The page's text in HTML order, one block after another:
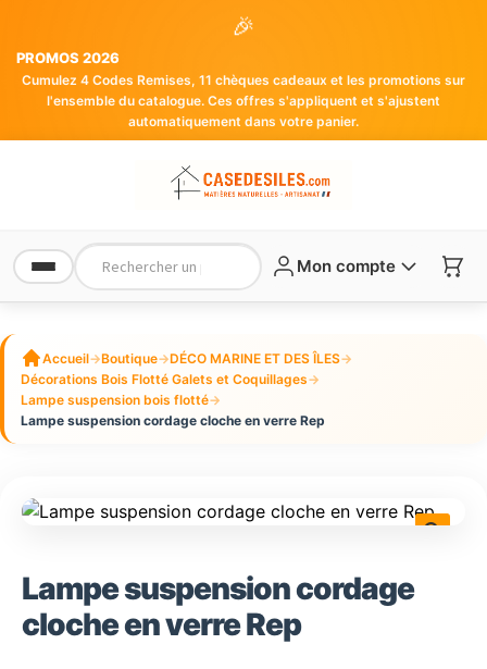
🎉
PROMOS 2026
Cumulez 4 Codes Remises, 11 chèques cadeaux et les promotions sur
l'ensemble du catalogue. Ces offres s'appliquent et s'ajustent
automatiquement dans votre panier.
Mon compte
Accueil→Boutique→DÉCO MARINE ET DES ÎLES→
Décorations Bois Flotté Galets et Coquillages→
Lampe suspension bois flotté→
Lampe suspension cordage cloche en verre Rep
Lampe suspension cordage
cloche en verre Rep